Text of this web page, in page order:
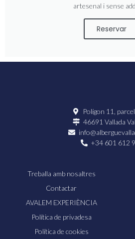
artesenal i sense
Reservar
Treballa amb nosaltres
Contactar
AVALEM EXPERIÈNCIA
Política de privadesa
Política de cookies
Polígon 11,
46691 Vallada
+34 601 612